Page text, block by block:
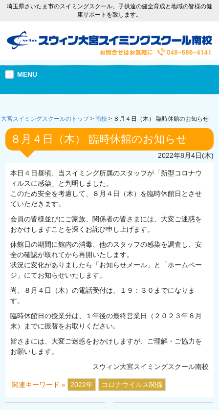
埼玉県さいたま市のスイミングスクール。子供達の健全育成と地域の皆様の健
康サポートを致します。
MENU
大宮スイミングスクールのトップ> 南校 > ８月４日（木） 臨時休館のお知らせ
８月４日（木） 臨時休館のお知らせ
2022年8月4日(木)
本日４日昼頃、当スイミング所属のスタッフが「新型コロナウ
ィルスに感染」と判明しました。
このため安全を考慮して、８月４日（木）を臨時休館日とさせ
ていただきます。
会員の皆様並びにご家族、関係者の皆さまには、大変ご迷惑を
おかけしますことを深くお詫び申し上げます。
休館日の期間に館内の消毒、他のスタッフの感染を調査し、安
全の確認が取れてから再開いたします。
状況に変化がありましたら「お知らせメール」と「ホームペー
ジ」にてお知らせいたします。
尚、８月４日（木）の電話受付は、１９：３０までになりま
す。
臨時休館日の授業分は、１年後の最終営業日（２０２３年８月
末）までに振替をお取りください。
皆さまには、大変ご迷惑をおかけしますが、ご理解・ご協力を
お願いします。
スウィン大宮スイミングスクール南校
関連キーワード » 2022年 コロナウイルス関係